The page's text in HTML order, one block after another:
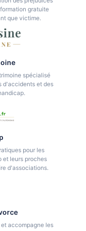
gratuite
que victime.
spécialisé
d'accidents et des
pour les
et leurs proches
d'associations.
accompagne les